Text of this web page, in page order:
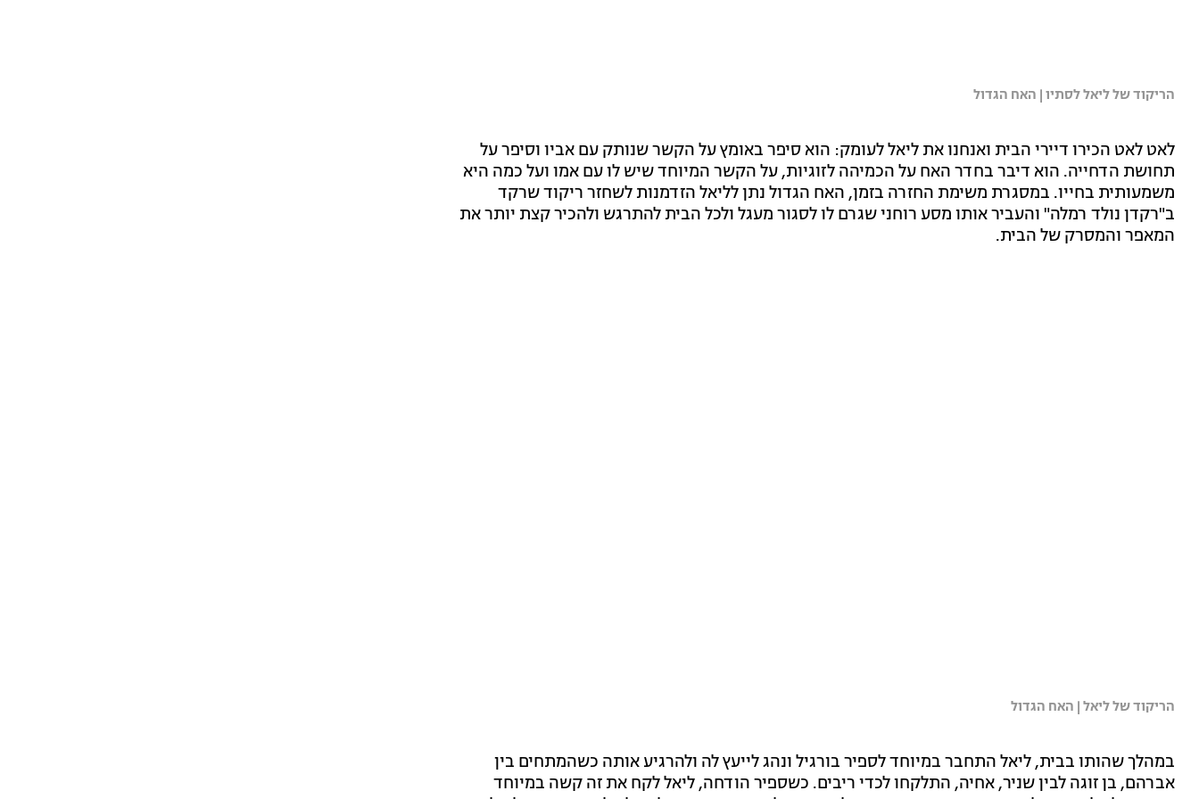
הריקוד של ליאל לסתיו | האח הגדול
לאט לאט הכירו דיירי הבית ואנחנו את ליאל לעומק: הוא סיפר באומץ על הקשר שנותק עם אביו וסיפר על
תחושת הדחייה. הוא דיבר בחדר האח על הכמיהה לזוגיות, על הקשר המיוחד שיש לו עם אמו ועל כמה היא
משמעותית בחייו. במסגרת משימת החזרה בזמן, האח הגדול נתן לליאל הזדמנות לשחזר ריקוד שרקד
ב"רקדן נולד רמלה" והעביר אותו מסע רוחני שגרם לו לסגור מעגל ולכל הבית להתרגש ולהכיר קצת יותר את
המאפר והמסרק של הבית.
הריקוד של ליאל | האח הגדול
במהלך שהותו בבית, ליאל התחבר במיוחד לספיר בורגיל ונהג לייעץ לה ולהרגיע אותה כשהמתחים בין
אברהם, בן זוגה לבין שניר, אחיה, התלקחו לכדי ריבים. כשספיר הודחה, ליאל לקח את זה קשה במיוחד